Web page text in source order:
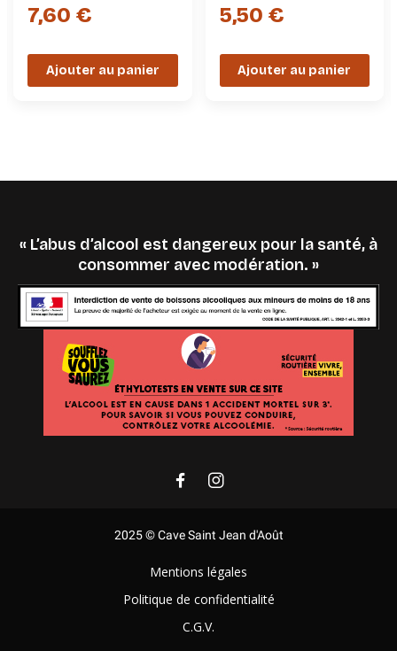
7,60 €
Ajouter au panier
5,50 €
Ajouter au panier
« L’abus d’alcool est dangereux pour la santé, à
consommer avec modération. »
2025 © Cave Saint Jean d'Août
Mentions légales
Politique de confidentialité
C.G.V.